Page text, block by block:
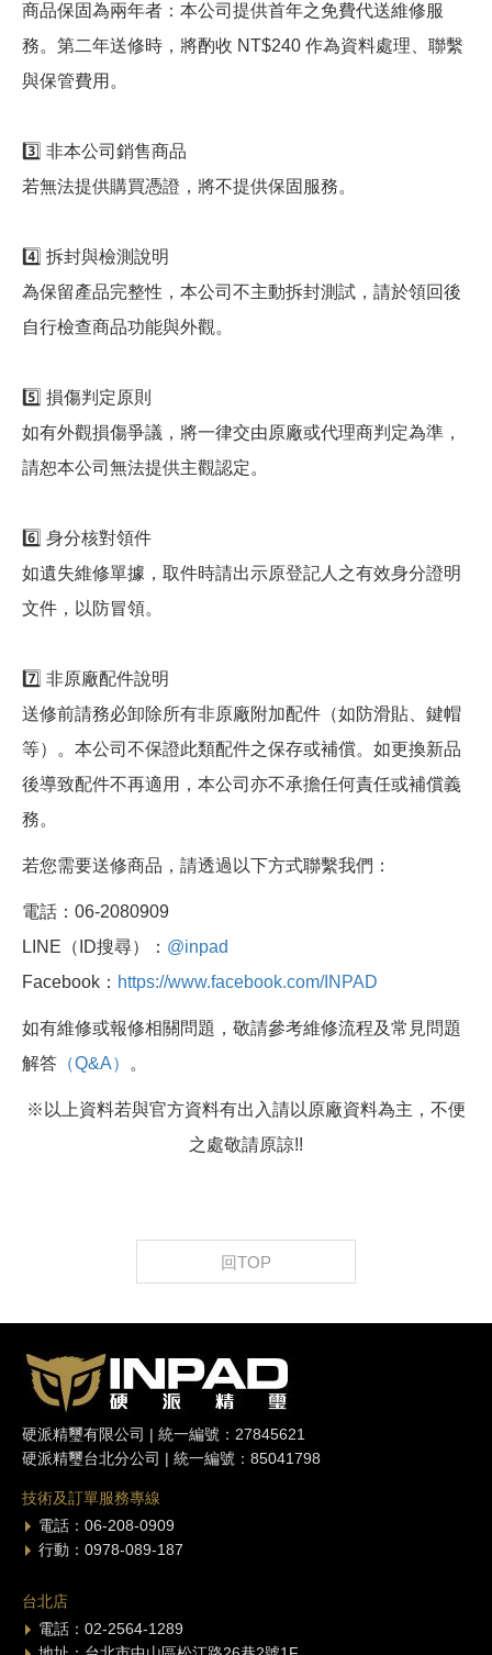
商品保固為兩年者：本公司提供首年之免費代送維修服
務。第二年送修時，將酌收 NT$240 作為資料處理、聯繫
與保管費用。
3️⃣ 非本公司銷售商品
若無法提供購買憑證，將不提供保固服務。
4️⃣ 拆封與檢測說明
為保留產品完整性，本公司不主動拆封測試，請於領回後
自行檢查商品功能與外觀。
5️⃣ 損傷判定原則
如有外觀損傷爭議，將一律交由原廠或代理商判定為準，
請恕本公司無法提供主觀認定。
6️⃣ 身分核對領件
如遺失維修單據，取件時請出示原登記人之有效身分證明
文件，以防冒領。
7️⃣ 非原廠配件說明
送修前請務必卸除所有非原廠附加配件（如防滑貼、鍵帽
等）。本公司不保證此類配件之保存或補償。如更換新品
後導致配件不再適用，本公司亦不承擔任何責任或補償義
務。
若您需要送修商品，請透過以下方式聯繫我們：
電話：06-2080909
LINE（ID搜尋）： @inpad
Facebook： https://www.facebook.com/INPAD
如有維修或報修相關問題，敬請參考維修流程及常見問題
解答 （Q&A） 。
※以上資料若與官方資料有出入請以原廠資料為主，不便
之處敬請原諒!!
回TOP
硬派精璽有限公司 | 統一編號：27845621
硬派精璽台北分公司 | 統一編號：85041798
技術及訂單服務專線
電話：06-208-0909
行動：0978-089-187
台北店
電話：02-2564-1289